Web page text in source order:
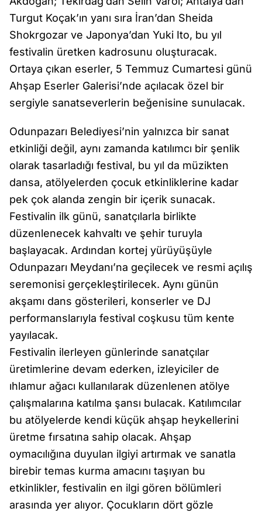
Turgut Koçak’ın yanı sıra İran’dan Sheida
Shokrgozar ve Japonya’dan Yuki Ito, bu yıl
festivalin üretken kadrosunu oluşturacak.
Ortaya çıkan eserler, 5 Temmuz Cumartesi günü
Ahşap Eserler Galerisi’nde açılacak özel bir
sergiyle sanatseverlerin beğenisine sunulacak.
Odunpazarı Belediyesi’nin yalnızca bir sanat
etkinliği değil, aynı zamanda katılımcı bir şenlik
olarak tasarladığı festival, bu yıl da müzikten
dansa, atölyelerden çocuk etkinliklerine kadar
pek çok alanda zengin bir içerik sunacak.
Festivalin ilk günü, sanatçılarla birlikte
düzenlenecek kahvaltı ve şehir turuyla
başlayacak. Ardından kortej yürüyüşüyle
Odunpazarı Meydanı’na geçilecek ve resmi açılış
seremonisi gerçekleştirilecek. Aynı günün
akşamı dans gösterileri, konserler ve DJ
performanslarıyla festival coşkusu tüm kente
yayılacak.
Festivalin ilerleyen günlerinde sanatçılar
üretimlerine devam ederken, izleyiciler de
ıhlamur ağacı kullanılarak düzenlenen atölye
çalışmalarına katılma şansı bulacak. Katılımcılar
bu atölyelerde kendi küçük ahşap heykellerini
üretme fırsatına sahip olacak. Ahşap
oymacılığına duyulan ilgiyi artırmak ve sanatla
birebir temas kurma amacını taşıyan bu
etkinlikler, festivalin en ilgi gören bölümleri
arasında yer alıyor. Çocukların dört gözle